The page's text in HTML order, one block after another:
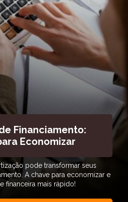
Financiamento:
Economizar
pode transformar seus
A chave para economizar e
financeira mais rápido!